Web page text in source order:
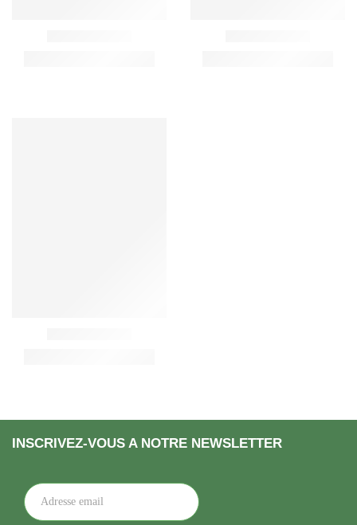
INSCRIVEZ-VOUS A NOTRE NEWSLETTER